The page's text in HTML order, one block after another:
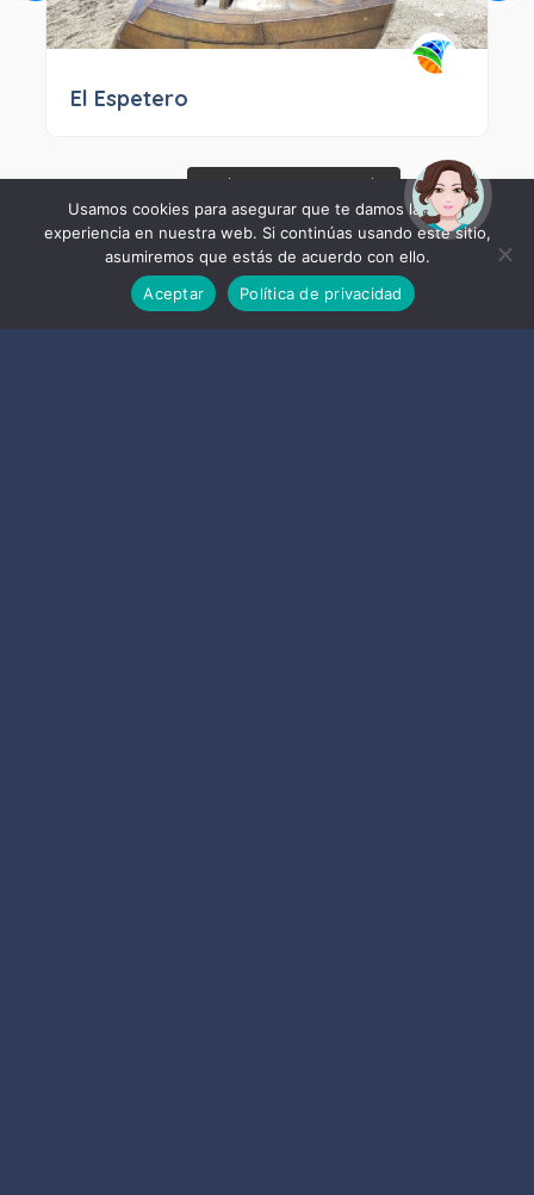
El Espetero
Usamos cookies para asegurar que te damos la mejor
experiencia en nuestra web. Si continúas usando este sitio,
asumiremos que estás de acuerdo con ello.
Aceptar
Política de privacidad
¡Hola! Soy Noy. ¿Puedo
ayudarte?